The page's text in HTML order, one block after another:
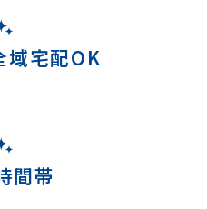
域宅配OK
間帯